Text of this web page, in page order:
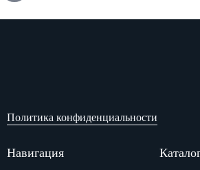
Политика конфиденциальности
Навигация